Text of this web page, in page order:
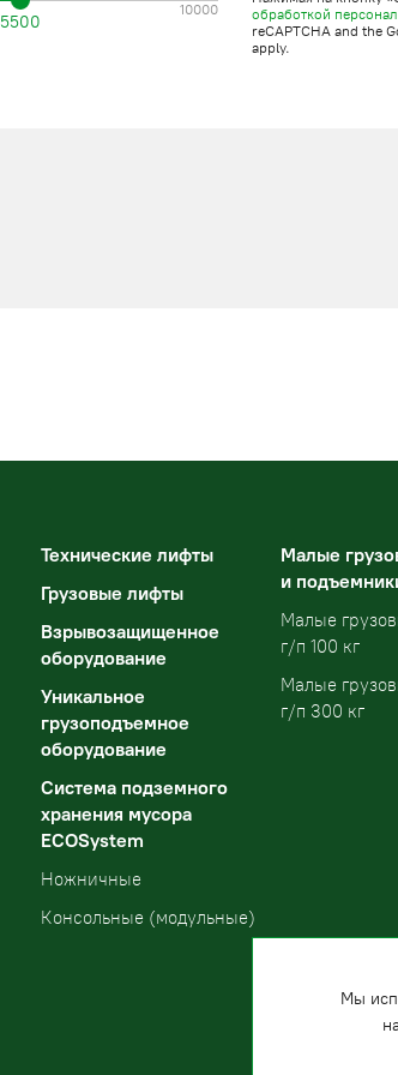
5500
10000
обработкой
reCAPTCHA and the
apply.
Технические лифты
Грузовые лифты
Взрывозащищенное
оборудование
Уникальное
грузоподъемное
оборудование
Система подземного
хранения мусора
ECOSystem
Ножничные
Консольные (модульные)
Малые
и
Малые
г/п 100 кг
Малые
г/п 300 кг
Мы